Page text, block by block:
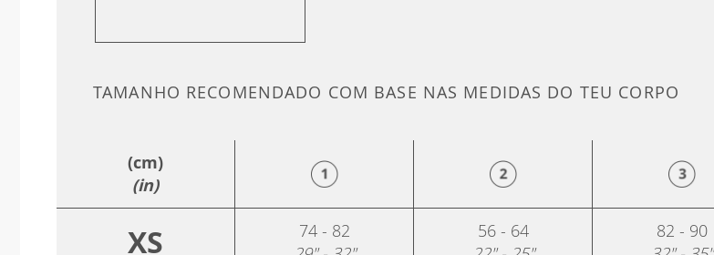
TAMANHO RECOMENDADO COM BASE NAS MEDIDAS DO TEU CORPO
(cm)
(in)
XS
74 - 82
56 - 64
82 - 90